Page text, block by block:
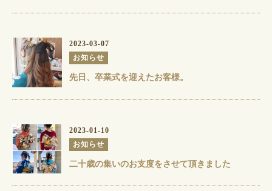
2023-03-07
お知らせ
先日、卒業式を迎えたお客様。
2023-01-10
お知らせ
二十歳の集いのお支度をさせて頂きました